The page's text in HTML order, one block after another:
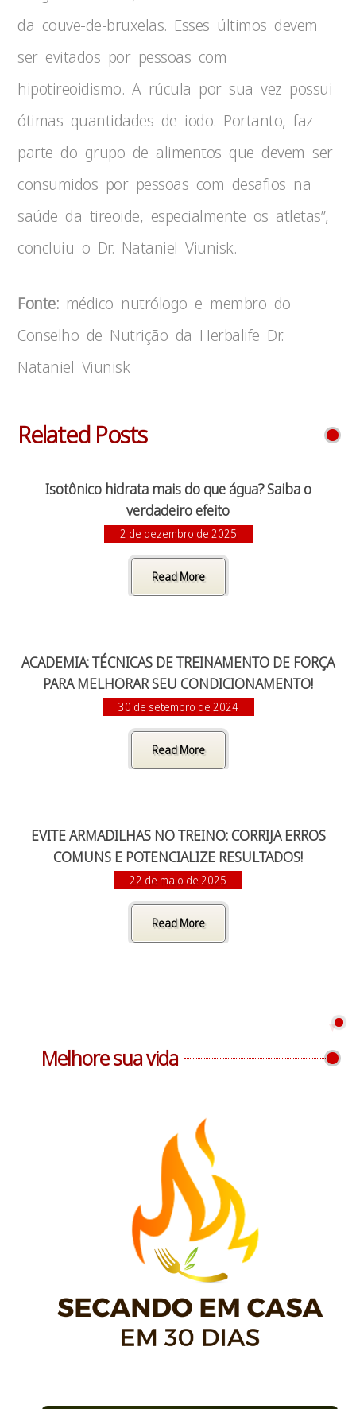
da couve-de-bruxelas. Esses últimos devem
ser evitados por pessoas com
hipotireoidismo. A rúcula por sua vez possui
ótimas quantidades de iodo. Portanto, faz
parte do grupo de alimentos que devem ser
consumidos por pessoas com desafios na
saúde da tireoide, especialmente os atletas”,
concluiu o Dr. Nataniel Viunisk.
Fonte:médico nutrólogo e membro do
Conselho de Nutrição da Herbalife Dr.
Nataniel Viunisk
Related Posts
Isotônico hidrata mais do que água? Saiba o
verdadeiro efeito
2 de dezembro de 2025
Read More
ACADEMIA: TÉCNICAS DE TREINAMENTO DE FORÇA
PARA MELHORAR SEU CONDICIONAMENTO!
30 de setembro de 2024
Read More
EVITE ARMADILHAS NO TREINO: CORRIJA ERROS
COMUNS E POTENCIALIZE RESULTADOS!
22 de maio de 2025
Read More
Melhore sua vida